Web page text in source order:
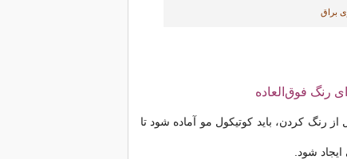
براق
رنگ کردن، باید کوتیکول مو آماده شود تا
شود.